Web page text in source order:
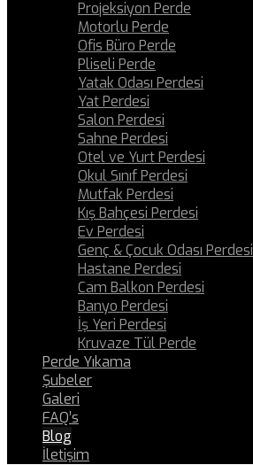
Projeksiyon Perde
Motorlu Perde
Ofis Büro Perde
Pliseli Perde
Yatak Odası Perdesi
Yat Perdesi
Salon Perdesi
Sahne Perdesi
Otel ve Yurt Perdesi
Okul Sınıf Perdesi
Mutfak Perdesi
Kış Bahçesi Perdesi
Ev Perdesi
Genç & Çocuk Odası Perdesi
Hastane Perdesi
Cam Balkon Perdesi
Banyo Perdesi
İş Yeri Perdesi
Kruvaze Tül Perde
Perde Yıkama
Şubeler
Galeri
FAQ’s
Blog
İletişim